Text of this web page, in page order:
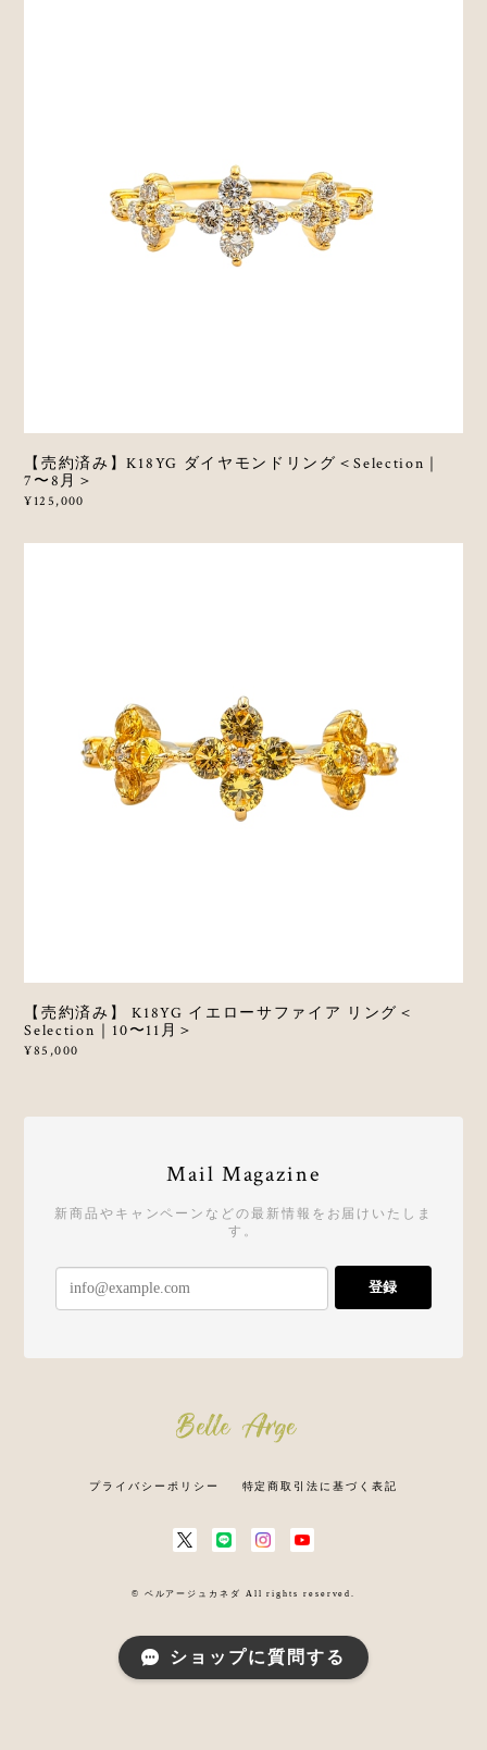
【売約済み】K18YG ダイヤモンドリング＜Selection｜
7〜8月＞
¥125,000
【売約済み】 K18YG イエローサファイア リング＜
Selection｜10〜11月＞
¥85,000
Mail Magazine
新商品やキャンペーンなどの最新情報をお届けいたしま
す。
登録
プライバシーポリシー 特定商取引法に基づく表記
© ベルアージュカネダ All rights reserved.
ショップに質問する